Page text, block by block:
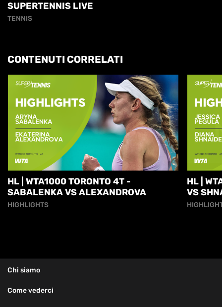
SUPERTENNIS LIVE
TENNIS
CONTENUTI CORRELATI
HL | WTA1000 TORONTO 4T -
SABALENKA VS ALEXANDROVA
HIGHLIGHTS
HL |
VS
Chi siamo
Come vederci